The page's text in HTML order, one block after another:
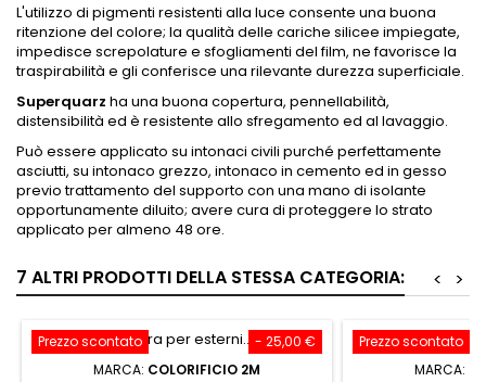
L'utilizzo di pigmenti resistenti alla luce consente una buona
ritenzione del colore; la qualità delle cariche silicee impiegate,
impedisce screpolature e sfogliamenti del film, ne favorisce la
traspirabilità e gli conferisce una rilevante durezza superficiale.
Superquarz ha una buona copertura, pennellabilità,
distensibilità ed è resistente allo sfregamento ed al lavaggio.
Può essere applicato su intonaci civili purché perfettamente
asciutti, su intonaco grezzo, intonaco in cemento ed in gesso
previo trattamento del supporto con una mano di isolante
opportunamente diluito; avere cura di proteggere lo strato
applicato per almeno 48 ore.
7 ALTRI PRODOTTI DELLA STESSA CATEGORIA: >
<
- 25,00 €
Prezzo scontato
MARCA: COLORIFICIO 2M
Prezzo scontato
MARCA: